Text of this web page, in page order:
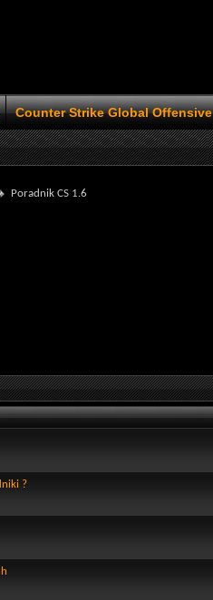
Counter Strike Global Offensive
Poradnik CS 1.6
?